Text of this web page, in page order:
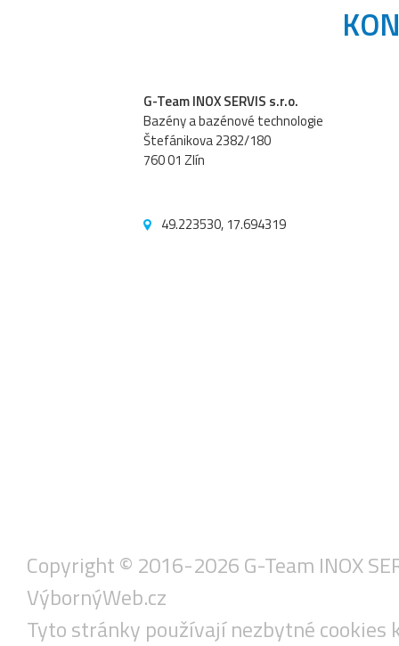
G-Team INOX SERVIS s.r.o.
Bazény a bazénové technologie
Štefánikova 2382/180
760 01 Zlín
49.223530, 17.694319
Copyright © 2016-2026 G-Team INOX
VýbornýWeb.cz
Tyto stránky používají nezbytné cookies